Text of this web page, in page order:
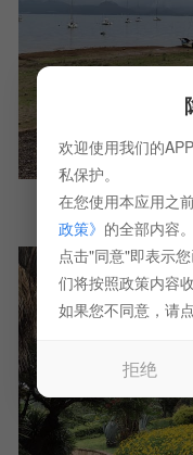
欢迎使用我们的
私保护。
在您使用本应用之
政策》 的全部内容。
点击"同意"即表示
们将按照政策内容
如果您不同意，请
拒绝